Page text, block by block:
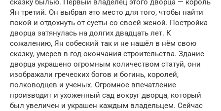
сказку былью. Первый владелец этого дворца — король
Ян третий. Он выбрал это место для того, чтобы найти
покой и отдохнуть от суеты со своей женой. Постройка
дворца затянулась на долгих двадцать лет. К
сожалению, Ян собеский так и не нашёл в нём свою
сказку, умерев в год окончания строительства. Здание
дворца украшено огромным количеством статуй, они
изображали греческих богов и богинь, королей,
полководцев и ученых. Огромное впечатление
производит и ухоженный сад вокруг дворца, который
был увеличен и украшен каждым владельцем. Сейчас